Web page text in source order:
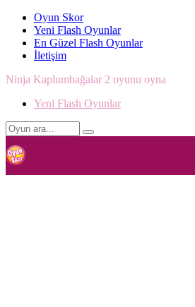
Oyun Skor
Yeni Flash Oyunlar
En Güzel Flash Oyunlar
İletişim
Ninja Kaplumbağalar 2 oyunu oyna
Yeni Flash Oyunlar